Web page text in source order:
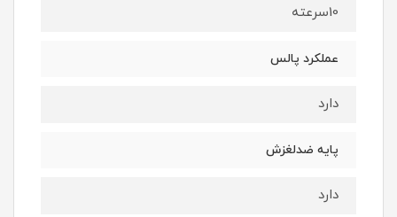
10سرعته
عملکرد پالس
دارد
پایه ضدلغزش
دارد